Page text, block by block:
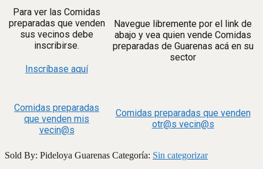
Para ver las Comidas
preparadas que venden
sus vecinos debe
inscribirse.
Inscríbase aquí
Navegue libremente por el link de
abajo y vea quien vende Comidas
preparadas de Guarenas acá en su
sector
Comidas preparadas
que venden mis
vecin@s
Comidas preparadas que venden
otr@s vecin@s
Sold By: Pideloya Guarenas Categoría: Sin categorizar